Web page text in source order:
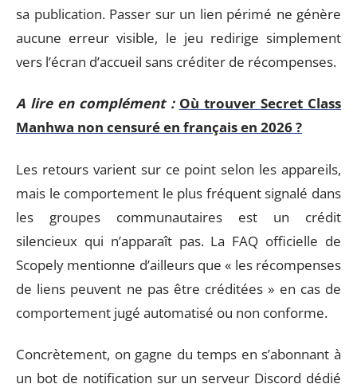
sa publication. Passer sur un lien périmé ne génère
aucune erreur visible, le jeu redirige simplement
vers l’écran d’accueil sans créditer de récompenses.
A lire en complément : Où trouver Secret Class
Manhwa non censuré en français en 2026 ?
Les retours varient sur ce point selon les appareils,
mais le comportement le plus fréquent signalé dans
les groupes communautaires est un crédit
silencieux qui n’apparaît pas. La FAQ officielle de
Scopely mentionne d’ailleurs que « les récompenses
de liens peuvent ne pas être créditées » en cas de
comportement jugé automatisé ou non conforme.
Concrètement, on gagne du temps en s’abonnant à
un bot de notification sur un serveur Discord dédié